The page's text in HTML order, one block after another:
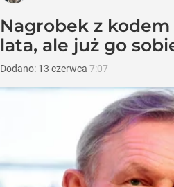
Nagrobek z kodem
lata, ale już go
Dodano: 13 czerwca 7:07